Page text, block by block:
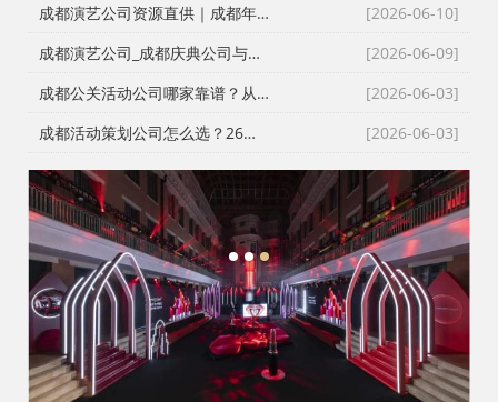
[2026-06-10]
成都演艺公司资源直供｜成都年会策划公司演艺资源库，成都庆典策划公司一手资源配齐攻略
[2026-06-09]
成都演艺公司_成都庆典公司与成都活动公司承接大型晚会策划
[2026-06-03]
成都公关活动公司哪家靠谱？从大屏灯光音箱搭建到演艺演出团队，一文讲透
[2026-06-03]
成都活动策划公司怎么选？26年老牌公司的选品标准与避坑指南
1 2 3